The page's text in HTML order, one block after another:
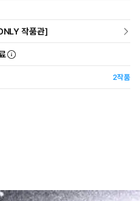
작품관]
2작품